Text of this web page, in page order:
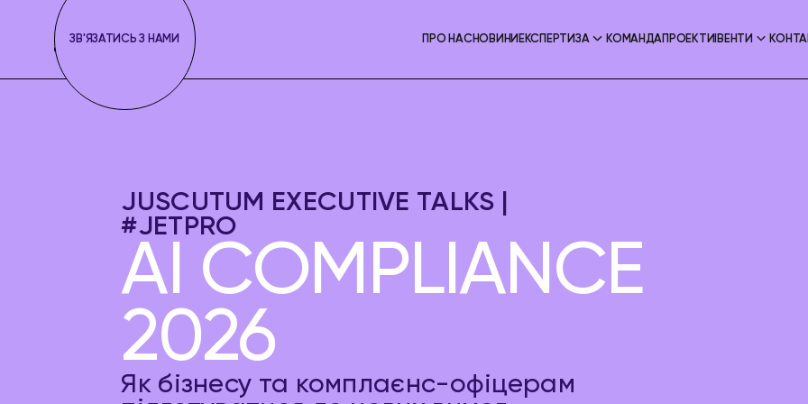
ПРО НАС НОВИНИ ЕКСПЕРТИЗА КОМАНДАПРОЕКТИ ІВЕНТИ
ЗВ'ЯЗАТИСЬ З НАМИ
JUSCUTUM EXECUTIVE TALKS |
#JETPRO
AI COMPLIANCE
2026
Як бізнесу та комплаєнс-офіцерам